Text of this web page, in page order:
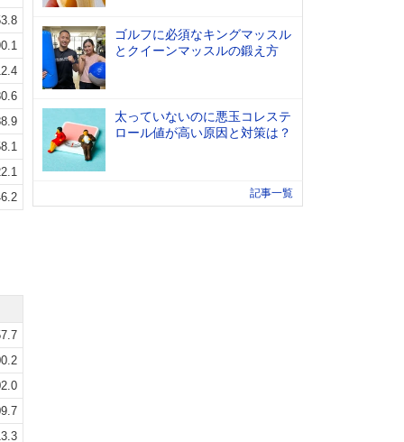
ゴルフに必須なキングマッスル
とクイーンマッスルの鍛え方
太っていないのに悪玉コレステ
ロール値が高い原因と対策は？
記事一覧